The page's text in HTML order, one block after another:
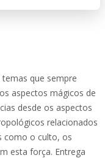
que sempre
aspectos mágicos de
desde os aspectos
relacionados
como o culto, os
esta força. Entrega